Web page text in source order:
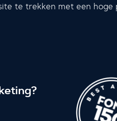
te trekken met een hoge